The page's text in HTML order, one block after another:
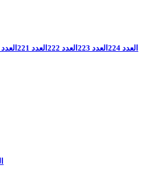
العدد 224 العدد 223 العدد 222 العدد 221 العدد 220